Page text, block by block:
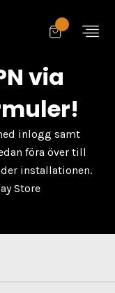
via
inlogg samt
föra över till
installationen.
Store